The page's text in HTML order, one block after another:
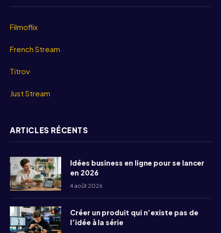
Filmoflix
French Stream
Titrov
Just Stream
ARTICLES RÉCENTS
Idées business en ligne pour se lancer
en 2026
4 août 2026
Créer un produit qui n’existe pas de
l’idée à la série